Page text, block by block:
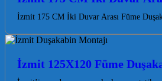
İzmit 175 CM İki Duvar Arası Füme
İzmit 125X120 Füme